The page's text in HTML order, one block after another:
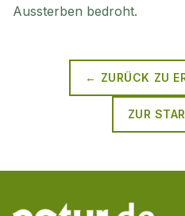
Aussterben bedroht.
← ZURÜCK ZU
ZUR